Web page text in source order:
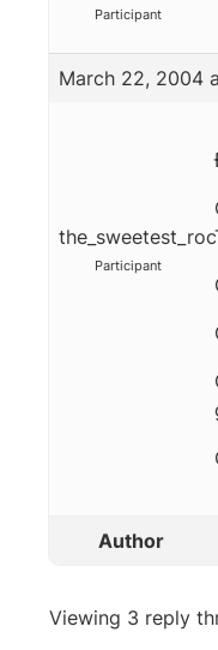
Participant
March 22, 2004
Participant
Author
Viewing 3 reply